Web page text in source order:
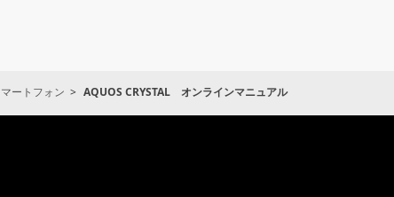
制作された時点での法的及び業界基準に応じた内容になっ
ください。
書は、主に製品が発売された当初のものです。そのため、
扱説明書の記載内容とお客さまがお持ちの製品の仕様が異
ートフォン AQUOS CRYSTAL オンラインマニュアル